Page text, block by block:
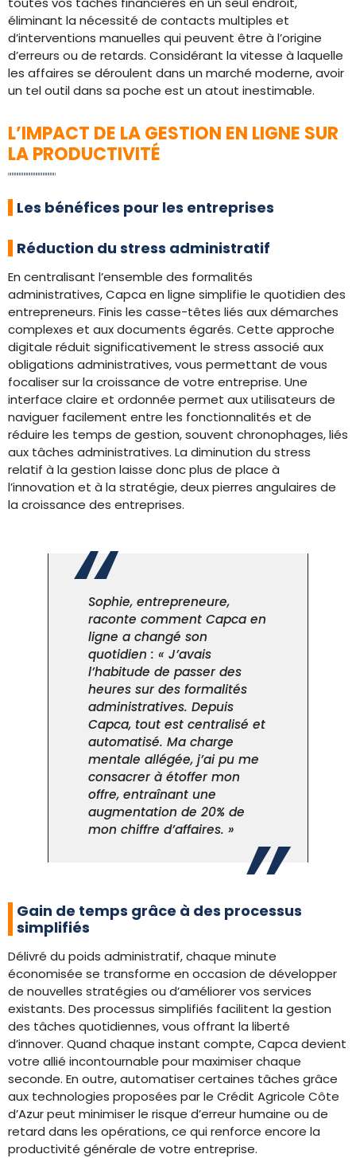
éliminant la nécessité de contacts multiples et
d’interventions manuelles qui peuvent être à l’origine
d’erreurs ou de retards. Considérant la vitesse à laquelle
les affaires se déroulent dans un marché moderne, avoir
un tel outil dans sa poche est un atout inestimable.
L’IMPACT DE LA GESTION EN LIGNE SUR
LA PRODUCTIVITÉ
Les bénéfices pour les entreprises
Réduction du stress administratif
En centralisant l’ensemble des formalités
administratives, Capca en ligne simplifie le quotidien des
entrepreneurs. Finis les casse-têtes liés aux démarches
complexes et aux documents égarés. Cette approche
digitale réduit significativement le stress associé aux
obligations administratives, vous permettant de vous
focaliser sur la croissance de votre entreprise. Une
interface claire et ordonnée permet aux utilisateurs de
naviguer facilement entre les fonctionnalités et de
réduire les temps de gestion, souvent chronophages, liés
aux tâches administratives. La diminution du stress
relatif à la gestion laisse donc plus de place à
l’innovation et à la stratégie, deux pierres angulaires de
la croissance des entreprises.
Sophie, entrepreneure,
raconte comment Capca en
ligne a changé son
quotidien : « J’avais
l’habitude de passer des
heures sur des formalités
administratives. Depuis
Capca, tout est centralisé et
automatisé. Ma charge
mentale allégée, j’ai pu me
consacrer à étoffer mon
offre, entraînant une
augmentation de 20% de
mon chiffre d’affaires. »
Gain de temps grâce à des processus
simplifiés
Délivré du poids administratif, chaque minute
économisée se transforme en occasion de développer
de nouvelles stratégies ou d’améliorer vos services
existants. Des processus simplifiés facilitent la gestion
des tâches quotidiennes, vous offrant la liberté
d’innover. Quand chaque instant compte, Capca devient
votre allié incontournable pour maximiser chaque
seconde. En outre, automatiser certaines tâches grâce
aux technologies proposées par le Crédit Agricole Côte
d’Azur peut minimiser le risque d’erreur humaine ou de
retard dans les opérations, ce qui renforce encore la
productivité générale de votre entreprise.